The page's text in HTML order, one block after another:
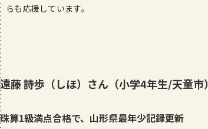
らも応援しています。
遠藤 詩歩（しほ）さん（小学4年生/天童市）
珠算1級満点合格で、山形県最年少記録更新